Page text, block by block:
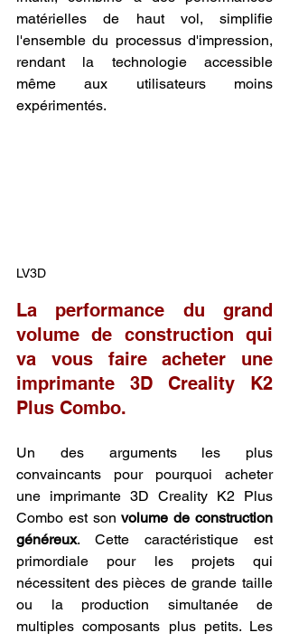
matérielles de haut vol, simplifie
l'ensemble du processus d'impression,
rendant la technologie accessible
même aux utilisateurs moins
expérimentés.
LV3D
La performance du grand
volume de construction qui
va vous faire acheter une
imprimante 3D Creality K2
Plus Combo.
Un des arguments les plus
convaincants pour pourquoi acheter
une imprimante 3D Creality K2 Plus
Combo est son volume de construction
généreux. Cette caractéristique est
primordiale pour les projets qui
nécessitent des pièces de grande taille
ou la production simultanée de
multiples composants plus petits. Les